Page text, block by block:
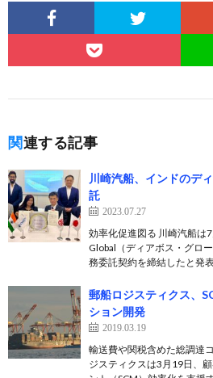
関連する記事
川崎汽船、インドのデ
託
2023.07.27
効率化促進図る 川崎汽船は
Global（ディアボス・グロ
務委託契約を締結したと発
郵船ロジスティクス、
ション開発
2019.03.19
輸送費や関税含めた総調達
ジスティクスは3月19日、